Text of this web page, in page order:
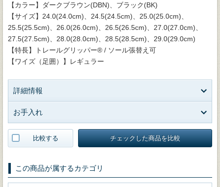
【カラー】ダークブラウン(DBN)、ブラック(BK)
【サイズ】24.0(24.0cm)、24.5(24.5cm)、25.0(25.0cm)、
25.5(25.5cm)、26.0(26.0cm)、26.5(26.5cm)、27.0(27.0cm)、
27.5(27.5cm)、28.0(28.0cm)、28.5(28.5cm)、29.0(29.0cm)
【特長】トレールグリッパー® / ソール張替え可
【ワイズ（足囲）】レギュラー
詳細情報
お手入れ
比較する チェックした商品を比較
この商品が属するカテゴリ